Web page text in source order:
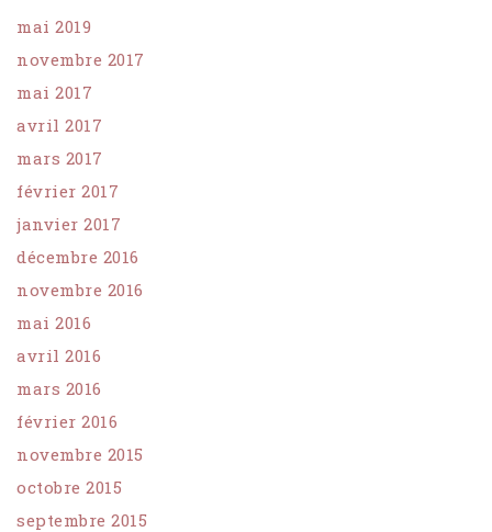
mai 2019
novembre 2017
mai 2017
avril 2017
mars 2017
février 2017
janvier 2017
décembre 2016
novembre 2016
mai 2016
avril 2016
mars 2016
février 2016
novembre 2015
octobre 2015
septembre 2015